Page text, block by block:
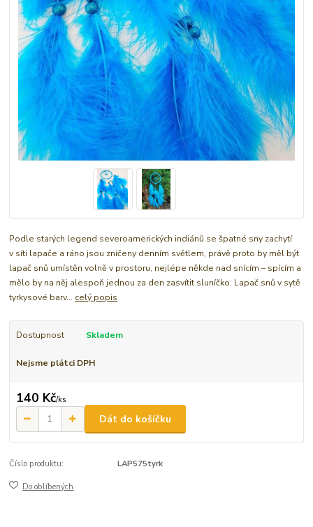
Podle starých legend severoamerických indiánů se špatné sny zachytí
v síti lapače a ráno jsou zničeny denním světlem, právě proto by měl být
lapač snů umístěn volně v prostoru, nejlépe někde nad snícím – spícím a
mělo by na něj alespoň jednou za den zasvítit sluníčko. Lapač snů v sytě
tyrkysové barv... celý popis
Dostupnost Skladem
Nejsme plátci DPH
140 Kč/ks
Dát do košíčku
Číslo produktu: LAP575tyrk
Do oblíbených